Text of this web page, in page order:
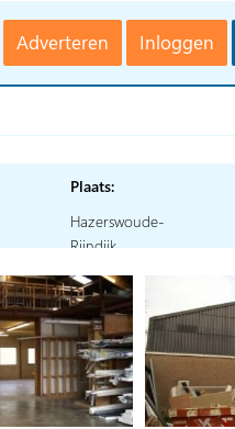
Adverteren Inloggen
Plaats:
Hazerswoude-
Rijndijk